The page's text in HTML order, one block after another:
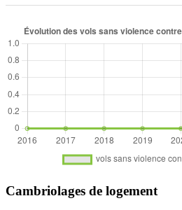
Cambriolages de logement